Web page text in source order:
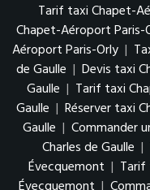
Tarif taxi Chapet-
Chapet-Aéroport Paris-
Aéroport Paris-Orly |
de Gaulle | Devis taxi
Gaulle | Tarif taxi
Gaulle | Réserver taxi
Gaulle | Commander
Charles de Gaulle |
Évecquemont | Tarif